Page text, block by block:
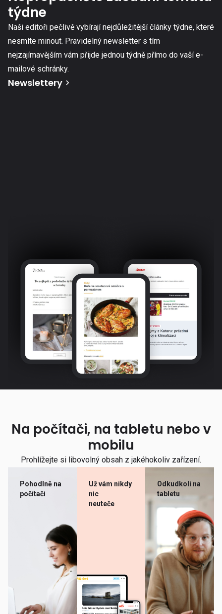
týdne
Naši editoři pečlivě vybírají nejdůležitější články týdne, které
nesmíte minout. Pravidelný newsletter s tím
nejzajímavějším vám přijde jednou týdně přímo do vaší e-
mailové schránky.
Newslettery
Na počítači, na tabletu nebo v
mobilu
Prohlížejte si libovolný obsah z jakéhokoliv zařízení.
Pohodlně na
počítači
Už vám nikdy
nic
neuteče
Odkudkoli na
tabletu